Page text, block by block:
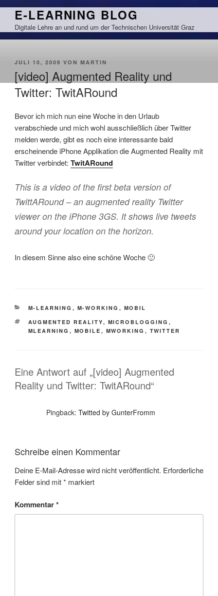
Zum
springen
E-LEARNING BLOG
Digitale Lehre an und rund um der Technischen Universität Graz
VERÖFFENTLICHT
JULI 10, 2009 VON MARTIN
[video] Augmented Reality und
Twitter: TwitARound
Bevor ich mich nun eine Woche in den Urlaub
verabschiede und mich wohl ausschließlich über Twitter
melden werde, gibt es noch eine interessante bald
erscheinende iPhone Applikation die Augmented Reality mit
Twitter verbindet: TwitARound
This is a video of the first beta version of
TwittARound – an augmented reality Twitter
viewer on the iPhone 3GS. It shows live tweets
around your location on the horizon.
In diesem Sinne also eine schöne Woche 🙂
KATEGORIEN
M-LEARNING , M-WORKING , MOBIL
SCHLAGWÖRTER
AUGMENTED REALITY, MICROBLOGGING ,
MLEARNING , MOBILE , MWORKING , TWITTER
Eine Antwort auf „[video] Augmented
Reality und Twitter: TwitARound“
Pingback: Twitted by GunterFromm
Schreibe einen Kommentar
Deine E-Mail-Adresse wird nicht veröffentlicht. Erforderliche
Felder sind mit* markiert
Kommentar*